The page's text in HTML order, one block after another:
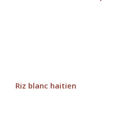
Riz blanc haitien